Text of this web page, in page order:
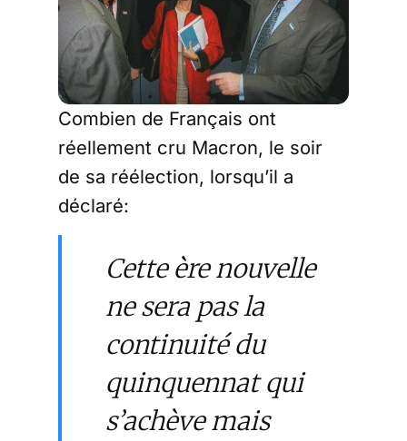
Combien de Français ont
réellement cru Macron, le soir
de sa réélection, lorsqu’il a
déclaré:
Cette ère nouvelle
ne sera pas la
continuité du
quinquennat qui
s’achève mais